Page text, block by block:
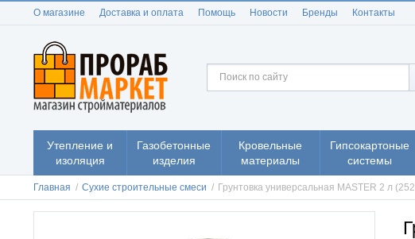
О магазине Доставка и оплата Помощь Новости Бренды Контакты
Утепление и
изоляция
Газобетонные
изделия
Кровельные
материалы
Гипсокартоные
системы
Главная / Сухие строительные смеси / Грунтовка универсальная MASTER 2 л